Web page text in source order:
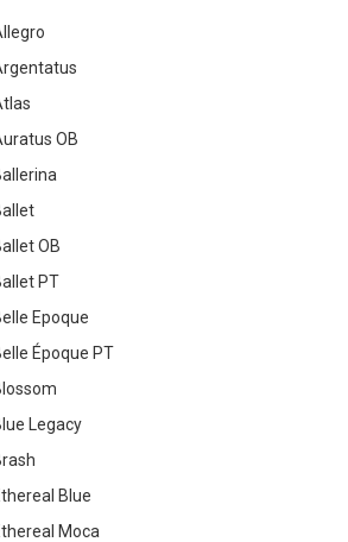
OB
OB
PT
Epoque
Époque PT
Legacy
Blue
Moca